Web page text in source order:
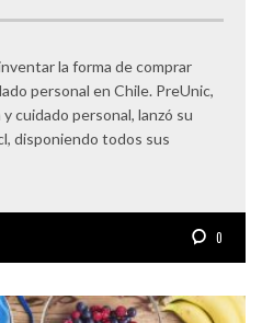
la forma de comprar
personal en Chile. PreUnic,
cuidado personal, lanzó su
disponiendo todos sus
0